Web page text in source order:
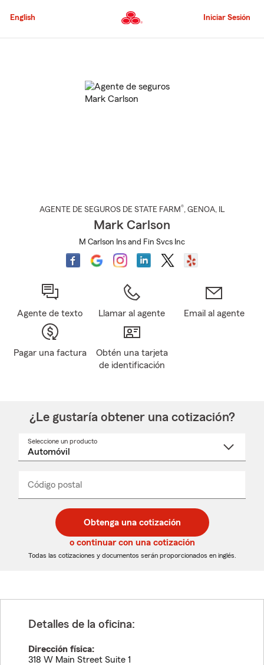
al
principal
English Iniciar Sesión
AGENTE DE SEGUROS DE STATE FARM®, GENOA, IL
Mark Carlson
M Carlson Ins and Fin Svcs Inc
Agente de texto Llamar al agente Email al agente
Pagar una factura
Obtén una tarjeta
de identificación
¿Le gustaría obtener una cotización?
Seleccione un producto
desplegable
Código postal
de
5
dígitos
de
5
dígitos
_____
Obtenga una cotización
o continuar con una cotización
Todas las cotizaciones y documentos serán proporcionados en inglés.
Detalles de la oficina:
Dirección física:
318 W Main Street Suite 1